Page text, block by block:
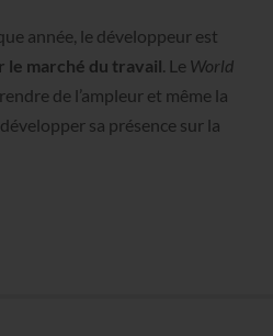
année, le développeur est
le marché du travail. Le World
de l’ampleur et même la
sa présence sur la